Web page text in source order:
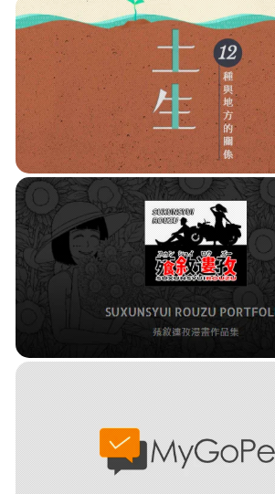
風的記事本 • 新竹故事典藏網
新北市社區大學 • 共學聯展